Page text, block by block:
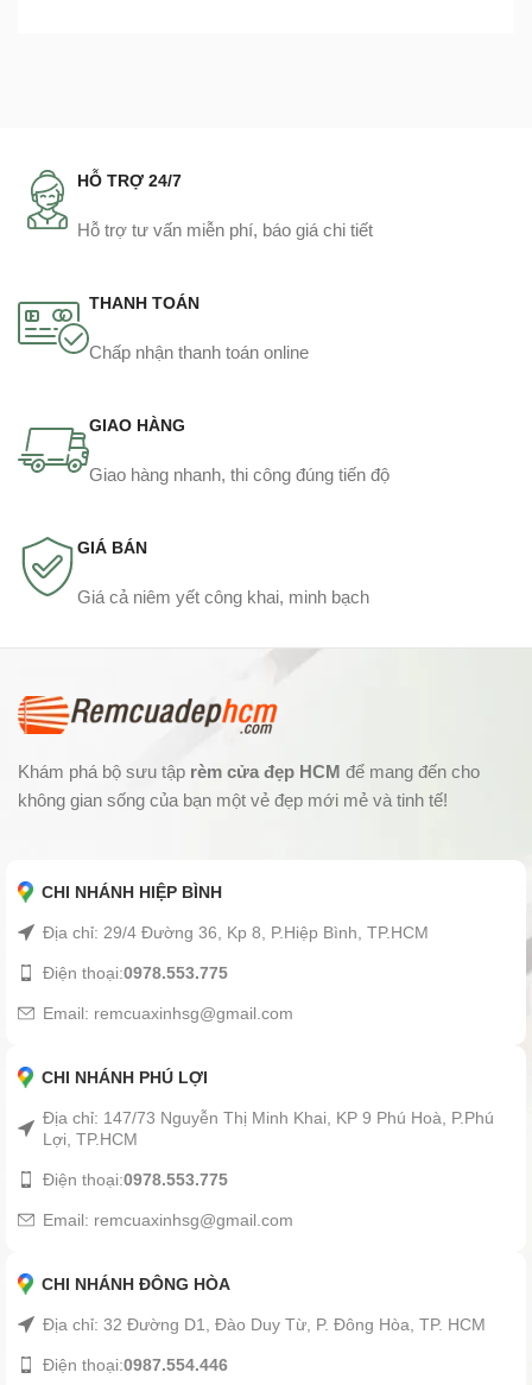
HỖ TRỢ 24/7
Hỗ trợ tư vấn miễn phí, báo giá chi tiết
THANH TOÁN
Chấp nhận thanh toán online
GIAO HÀNG
Giao hàng nhanh, thi công đúng tiến độ
GIÁ BÁN
Giá cả niêm yết công khai, minh bạch
Khám phá bộ sưu tập rèm cửa đẹp HCM để mang đến cho
không gian sống của bạn một vẻ đẹp mới mẻ và tinh tế!
CHI NHÁNH HIỆP BÌNH
Địa chỉ: 29/4 Đường 36, Kp 8, P.Hiệp Bình, TP.HCM
Điện thoại:0978.553.775
Email: remcuaxinhsg@gmail.com
CHI NHÁNH PHÚ LỢI
Địa chỉ: 147/73 Nguyễn Thị Minh Khai, KP 9 Phú Hoà, P.Phú
Lợi, TP.HCM
Điện thoại:0978.553.775
Email: remcuaxinhsg@gmail.com
CHI NHÁNH ĐÔNG HÒA
Địa chỉ: 32 Đường D1, Đào Duy Từ, P. Đông Hòa, TP. HCM
Điện thoại:0987.554.446